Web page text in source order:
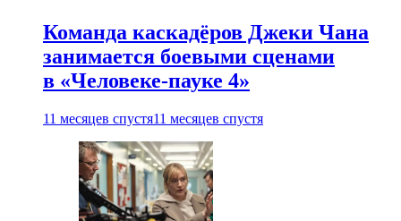
Команда каскадёров Джеки Чана
занимается боевыми сценами
в «Человеке-пауке 4»
11 месяцев спустя11 месяцев спустя